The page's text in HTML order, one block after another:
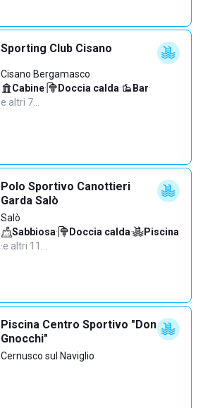
Sporting Club Cisano
Cisano Bergamasco
Cabine· Doccia calda· Bar·
e altri 7…
Polo Sportivo Canottieri
Garda Salò
Salò
Sabbiosa· Doccia calda·
Piscina
·e altri 11…
Piscina Centro Sportivo "Don
Gnocchi"
Cernusco sul Naviglio